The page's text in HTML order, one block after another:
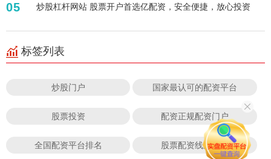
05 炒股杠杆网站 股票开户首选亿配资，安全便捷，放心投资
标签列表
炒股门户 国家最认可的配资平台
股票投资 配资正规配资门户
全国配资平台排名 股票配资线上平台